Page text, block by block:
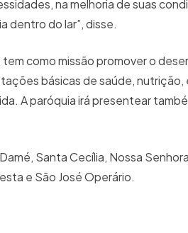
na melhoria de suas
dentro do lar”, disse.
como missão promover o
básicas de saúde,
A paróquia irá presentear
Santa Cecília, Nossa
e São José Operário.